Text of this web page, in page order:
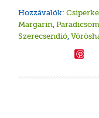
Hozzávalók:
Margarin,
Szerecsendió,